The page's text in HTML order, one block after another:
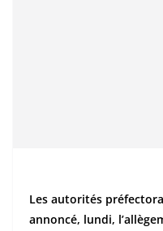
Les autorités
annoncé, lundi,